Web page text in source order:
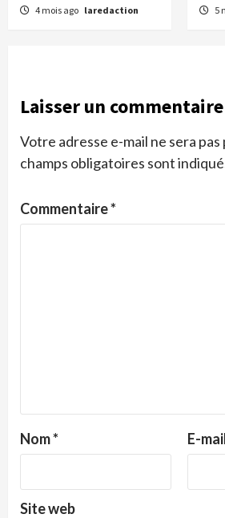
4 mois ago laredaction 5
Laisser un commentaire
Votre adresse e-mail ne sera pas
champs obligatoires sont
Commentaire*
Nom* E-
Site web